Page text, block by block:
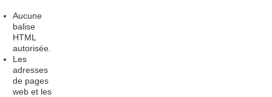
Aucune
balise
HTML
autorisée.
Les
adresses
de pages
web et les